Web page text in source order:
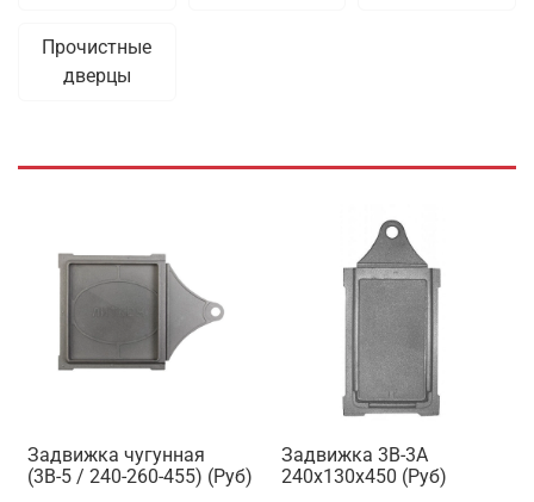
Прочистные
дверцы
Задвижка чугунная
(3В-5 / 240-260-455) (Руб)
Задвижка 3В-3А
240х130х450 (Руб)